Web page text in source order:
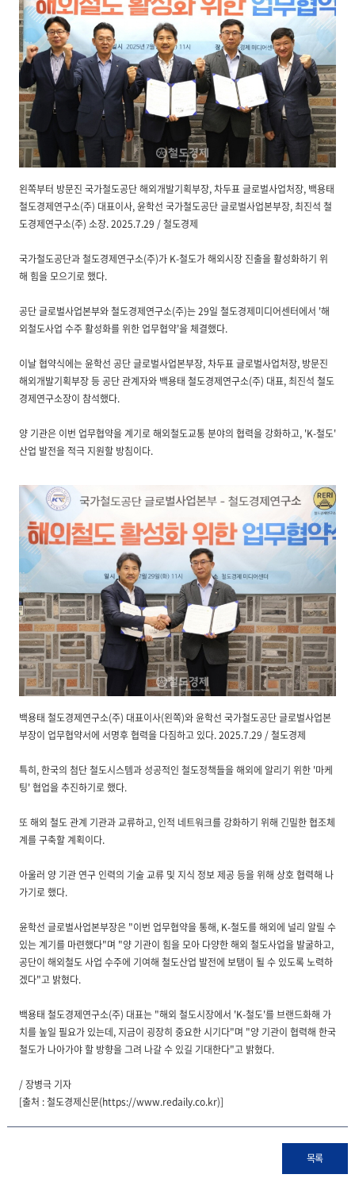
왼쪽부터 방문진 국가철도공단 해외개발기획부장, 차두표 글로벌사업처장, 백용태
철도경제연구소(주) 대표이사, 윤학선 국가철도공단 글로벌사업본부장, 최진석 철
도경제연구소(주) 소장. 2025.7.29 / 철도경제
국가철도공단과 철도경제연구소(주)가 K-철도가 해외시장 진출을 활성화하기 위
해 힘을 모으기로 했다.
공단 글로벌사업본부와 철도경제연구소(주)는 29일 철도경제미디어센터에서 '해
외철도사업 수주 활성화를 위한 업무협약'을 체결했다.
이날 협약식에는 윤학선 공단 글로벌사업본부장, 차두표 글로벌사업처장, 방문진
해외개발기획부장 등 공단 관계자와 백용태 철도경제연구소(주) 대표, 최진석 철도
경제연구소장이 참석했다.
양 기관은 이번 업무협약을 계기로 해외철도교통 분야의 협력을 강화하고, 'K-철도'
산업 발전을 적극 지원할 방침이다.
백용태 철도경제연구소(주) 대표이사(왼쪽)와 윤학선 국가철도공단 글로벌사업본
부장이 업무협약서에 서명후 협력을 다짐하고 있다. 2025.7.29 / 철도경제
특히, 한국의 첨단 철도시스템과 성공적인 철도정책들을 해외에 알리기 위한 '마케
팅' 협업을 추진하기로 했다.
또 해외 철도 관계 기관과 교류하고, 인적 네트워크를 강화하기 위해 긴밀한 협조체
계를 구축할 계획이다.
아울러 양 기관 연구 인력의 기술 교류 및 지식 정보 제공 등을 위해 상호 협력해 나
가기로 했다.
윤학선 글로벌사업본부장은 "이번 업무협약을 통해, K-철도를 해외에 널리 알릴 수
있는 계기를 마련했다"며 "양 기관이 힘을 모아 다양한 해외 철도사업을 발굴하고,
공단이 해외철도 사업 수주에 기여해 철도산업 발전에 보탬이 될 수 있도록 노력하
겠다"고 밝혔다.
백용태 철도경제연구소(주) 대표는 "해외 철도시장에서 'K-철도'를 브랜드화해 가
치를 높일 필요가 있는데, 지금이 굉장히 중요한 시기다"며 "양 기관이 협력해 한국
철도가 나아가야 할 방향을 그려 나갈 수 있길 기대한다"고 밝혔다.
/ 장병극 기자
[출처 : 철도경제신문(https://www.redaily.co.kr)]
목록